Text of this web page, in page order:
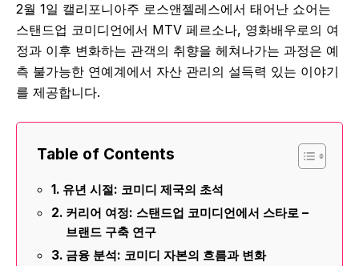
2월 1일 캘리포니아주 로스앤젤레스에서 태어난 쇼어는
스탠드업 코미디언에서 MTV 페르소나, 영화배우로의 여
정과 이후 변화하는 관객의 취향을 헤쳐나가는 과정은 예
측 불가능한 연예계에서 자산 관리의 설득력 있는 이야기
를 제공합니다.
Table of Contents
유년 시절: 코미디 제국의 초석
커리어 여정: 스탠드업 코미디언에서 스타로 –
브랜드 구축 연구
금융 분석: 코미디 자본의 흐름과 변화